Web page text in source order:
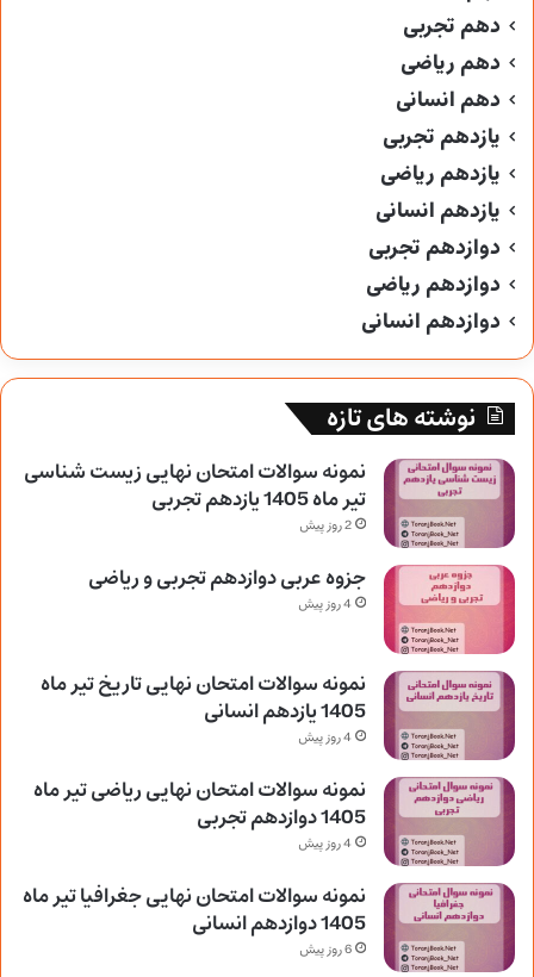
دهم تجربی
دهم ریاضی
دهم انسانی
یازدهم تجربی
یازدهم ریاضی
یازدهم انسانی
دوازدهم تجربی
دوازدهم ریاضی
دوازدهم انسانی
نوشته های تازه
نمونه سوالات امتحان نهایی زیست شناسی
تیر ماه 1405 یازدهم تجربی
2 روز پیش
جزوه عربی دوازدهم تجربی و ریاضی
4 روز پیش
نمونه سوالات امتحان نهایی تاریخ تیر ماه
1405 یازدهم انسانی
4 روز پیش
نمونه سوالات امتحان نهایی ریاضی تیر ماه
1405 دوازدهم تجربی
4 روز پیش
نمونه سوالات امتحان نهایی جغرافیا تیر ماه
1405 دوازدهم انسانی
6 روز پیش